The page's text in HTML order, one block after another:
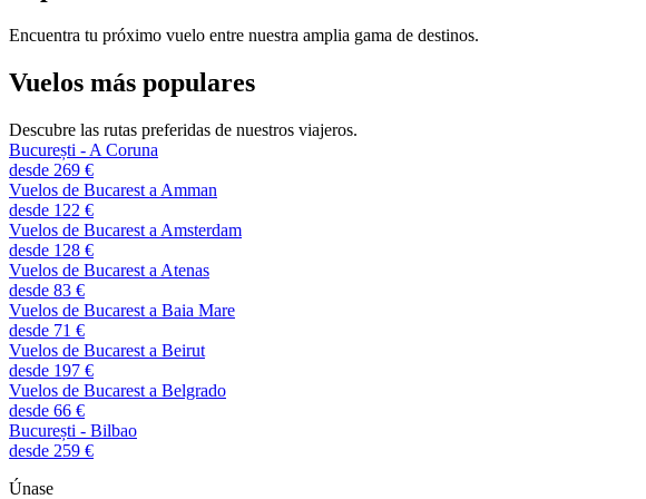
Encuentra tu próximo vuelo entre nuestra amplia gama de destinos.
Vuelos más populares
Descubre las rutas preferidas de nuestros viajeros.
București - A Coruna
desde 269 €
Vuelos de Bucarest a Amman
desde 122 €
Vuelos de Bucarest a Amsterdam
desde 128 €
Vuelos de Bucarest a Atenas
desde 83 €
Vuelos de Bucarest a Baia Mare
desde 71 €
Vuelos de Bucarest a Beirut
desde 197 €
Vuelos de Bucarest a Belgrado
desde 66 €
București - Bilbao
desde 259 €
Únase